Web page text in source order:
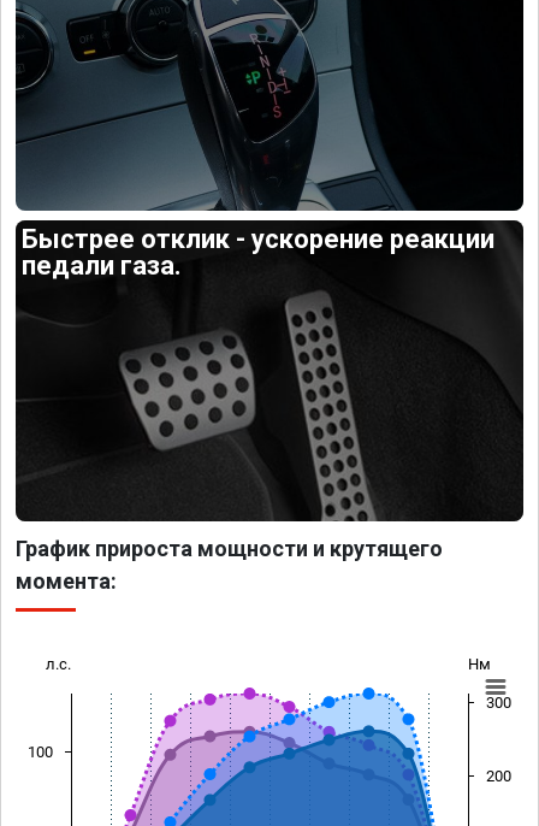
Быстрее отклик - ускорение реакции
педали газа.
График прироста мощности и крутящего
момента:
л.с. Нм
100
200
300